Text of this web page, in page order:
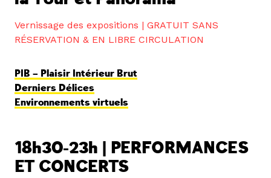
Vernissage des expositions | GRATUIT SANS
RÉSERVATION & EN LIBRE CIRCULATION
PIB – Plaisir Intérieur Brut
Derniers Délices
Environnements virtuels
18h30-23h | PERFORMANCES
ET CONCERTS